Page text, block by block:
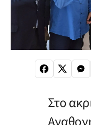
Στο